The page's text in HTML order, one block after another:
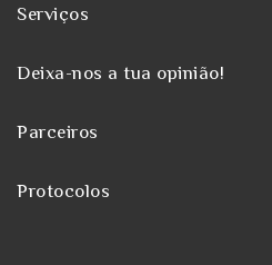
Serviços
Deixa-nos a tua opinião!
Parceiros
Protocolos